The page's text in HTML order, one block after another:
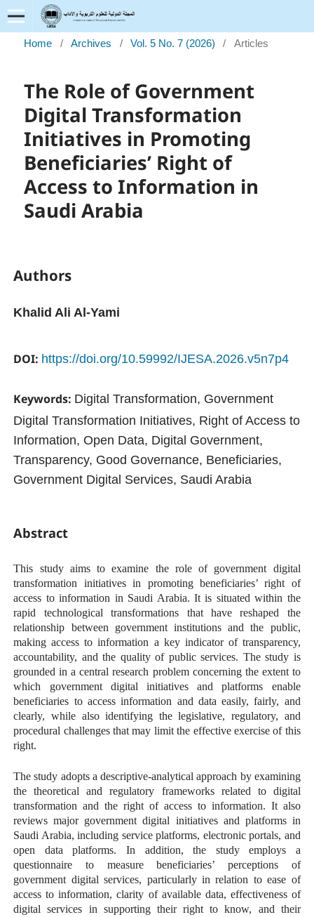
Home / Archives / Vol. 5 No. 7 (2026) / Articles
The Role of Government
Digital Transformation
Initiatives in Promoting
Beneficiaries’ Right of
Access to Information in
Saudi Arabia
Authors
Khalid Ali Al-Yami
DOI: https://doi.org/10.59992/IJESA.2026.v5n7p4
Keywords: Digital Transformation, Government
Digital Transformation Initiatives, Right of Access to
Information, Open Data, Digital Government,
Transparency, Good Governance, Beneficiaries,
Government Digital Services, Saudi Arabia
Abstract
This study aims to examine the role of government digital
transformation initiatives in promoting beneficiaries’ right of
access to information in Saudi Arabia. It is situated within the
rapid technological transformations that have reshaped the
relationship between government institutions and the public,
making access to information a key indicator of transparency,
accountability, and the quality of public services. The study is
grounded in a central research problem concerning the extent to
which government digital initiatives and platforms enable
beneficiaries to access information and data easily, fairly, and
clearly, while also identifying the legislative, regulatory, and
procedural challenges that may limit the effective exercise of this
right.
The study adopts a descriptive-analytical approach by examining
the theoretical and regulatory frameworks related to digital
transformation and the right of access to information. It also
reviews major government digital initiatives and platforms in
Saudi Arabia, including service platforms, electronic portals, and
open data platforms. In addition, the study employs a
questionnaire to measure beneficiaries’ perceptions of
government digital services, particularly in relation to ease of
access to information, clarity of available data, effectiveness of
digital services in supporting their right to know, and their